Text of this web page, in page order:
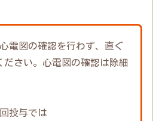
電図の確認を行わず、直ぐ
ださい。心電図の確認は除細
投与では